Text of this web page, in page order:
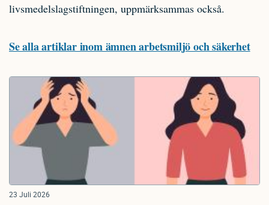
livsmedelslagstiftningen, uppmärksammas också.
Se alla artiklar inom ämnen arbetsmiljö och säkerhet
23 Juli 2026